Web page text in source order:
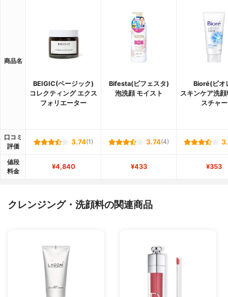
商品名
BEIGIC(ベージック)
コレクティング エクス
フォリエーター
Bifesta(ビフェスタ)
泡洗顔 モイスト
Bioré(ビオ
スキンケア洗顔
スチャー
口コミ
評価
3.74(1) 3.74(4)
値段
料金
¥4,840 ¥433 ¥353
クレンジング・洗顔料の関連商品